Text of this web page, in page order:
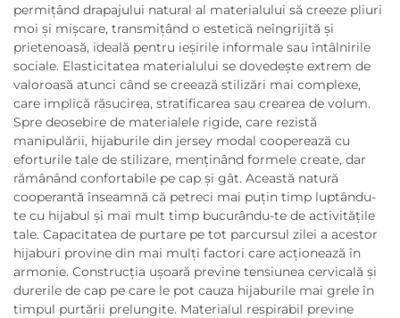
permițând drapajului natural al materialului să creeze pliuri
moi și mișcare, transmițând o estetică neîngrijită și
prietenoasă, ideală pentru ieșirile informale sau întâlnirile
sociale. Elasticitatea materialului se dovedește extrem de
valoroasă atunci când se creează stilizări mai complexe,
care implică răsucirea, stratificarea sau crearea de volum.
Spre deosebire de materialele rigide, care rezistă
manipulării, hijaburile din jersey modal cooperează cu
eforturile tale de stilizare, menținând formele create, dar
rămânând confortabile pe cap și gât. Această natură
cooperantă înseamnă că petreci mai puțin timp luptându-
te cu hijabul și mai mult timp bucurându-te de activitățile
tale. Capacitatea de purtare pe tot parcursul zilei a acestor
hijaburi provine din mai mulți factori care acționează în
armonie. Construcția ușoară previne tensiunea cervicală și
durerile de cap pe care le pot cauza hijaburile mai grele în
timpul purtării prelungite. Materialul respirabil previne